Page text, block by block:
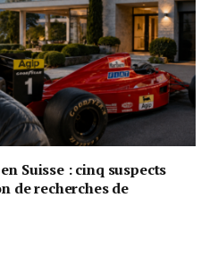
Suisse : cinq suspects
de recherches de